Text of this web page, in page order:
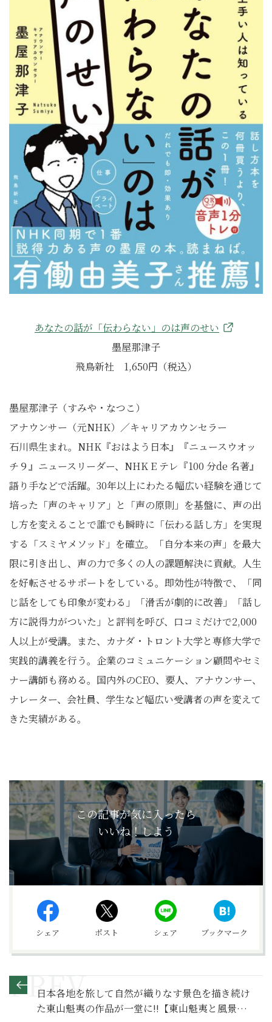
あなたの話が「伝わらない」のは声のせい
墨屋那津子
飛鳥新社 1,650円（税込）
墨屋那津子（すみや・なつこ）
アナウンサー（元NHK）／キャリアカウンセラー
石川県生まれ。NHK『おはよう日本』『ニュースウオッ
チ９』ニュースリーダー、NHK E テレ『100 分de 名著』
語り手などで活躍。30年以上にわたる幅広い経験を通じて
培った「声のキャリア」と「声の原則」を基盤に、声の出
し方を変えることで誰でも瞬時に「伝わる話し方」を実現
する「スミヤメソッド」を確立。「自分本来の声」を最大
限に引き出し、声の力で多くの人の課題解決に貢献。人生
を好転させるサポートをしている。即効性が特徴で、「同
じ話をしても印象が変わる」「滑舌が劇的に改善」「話し
方に説得力がついた」と評判を呼び、口コミだけで2,000
人以上が受講。また、カナダ・トロント大学と専修大学で
実践的講義を行う。企業のコミュニケーション顧問やセミ
ナー講師も務める。国内外のCEO、要人、アナウンサー、
ナレーター、会社員、学生など幅広い受講者の声を変えて
きた実績がある。
この記事が気に入ったら
いいね！しよう
シェア ポスト シェア ブックマーク
日本各地を旅して自然が織りなす景色を描き続け
た東山魁夷の作品が一堂に!!【東山魁夷と風景画